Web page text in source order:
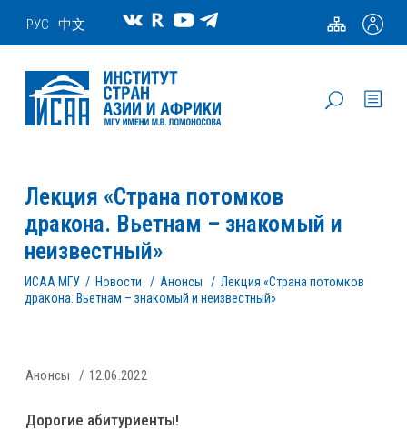
РУС 中文
Лекция «Страна потомков
дракона. Вьетнам – знакомый и
неизвестный»
ИСАА МГУ / Новости / Анонсы / Лекция «Страна потомков
дракона. Вьетнам – знакомый и неизвестный»
Анонсы 12.06.2022
Дорогие абитуриенты!